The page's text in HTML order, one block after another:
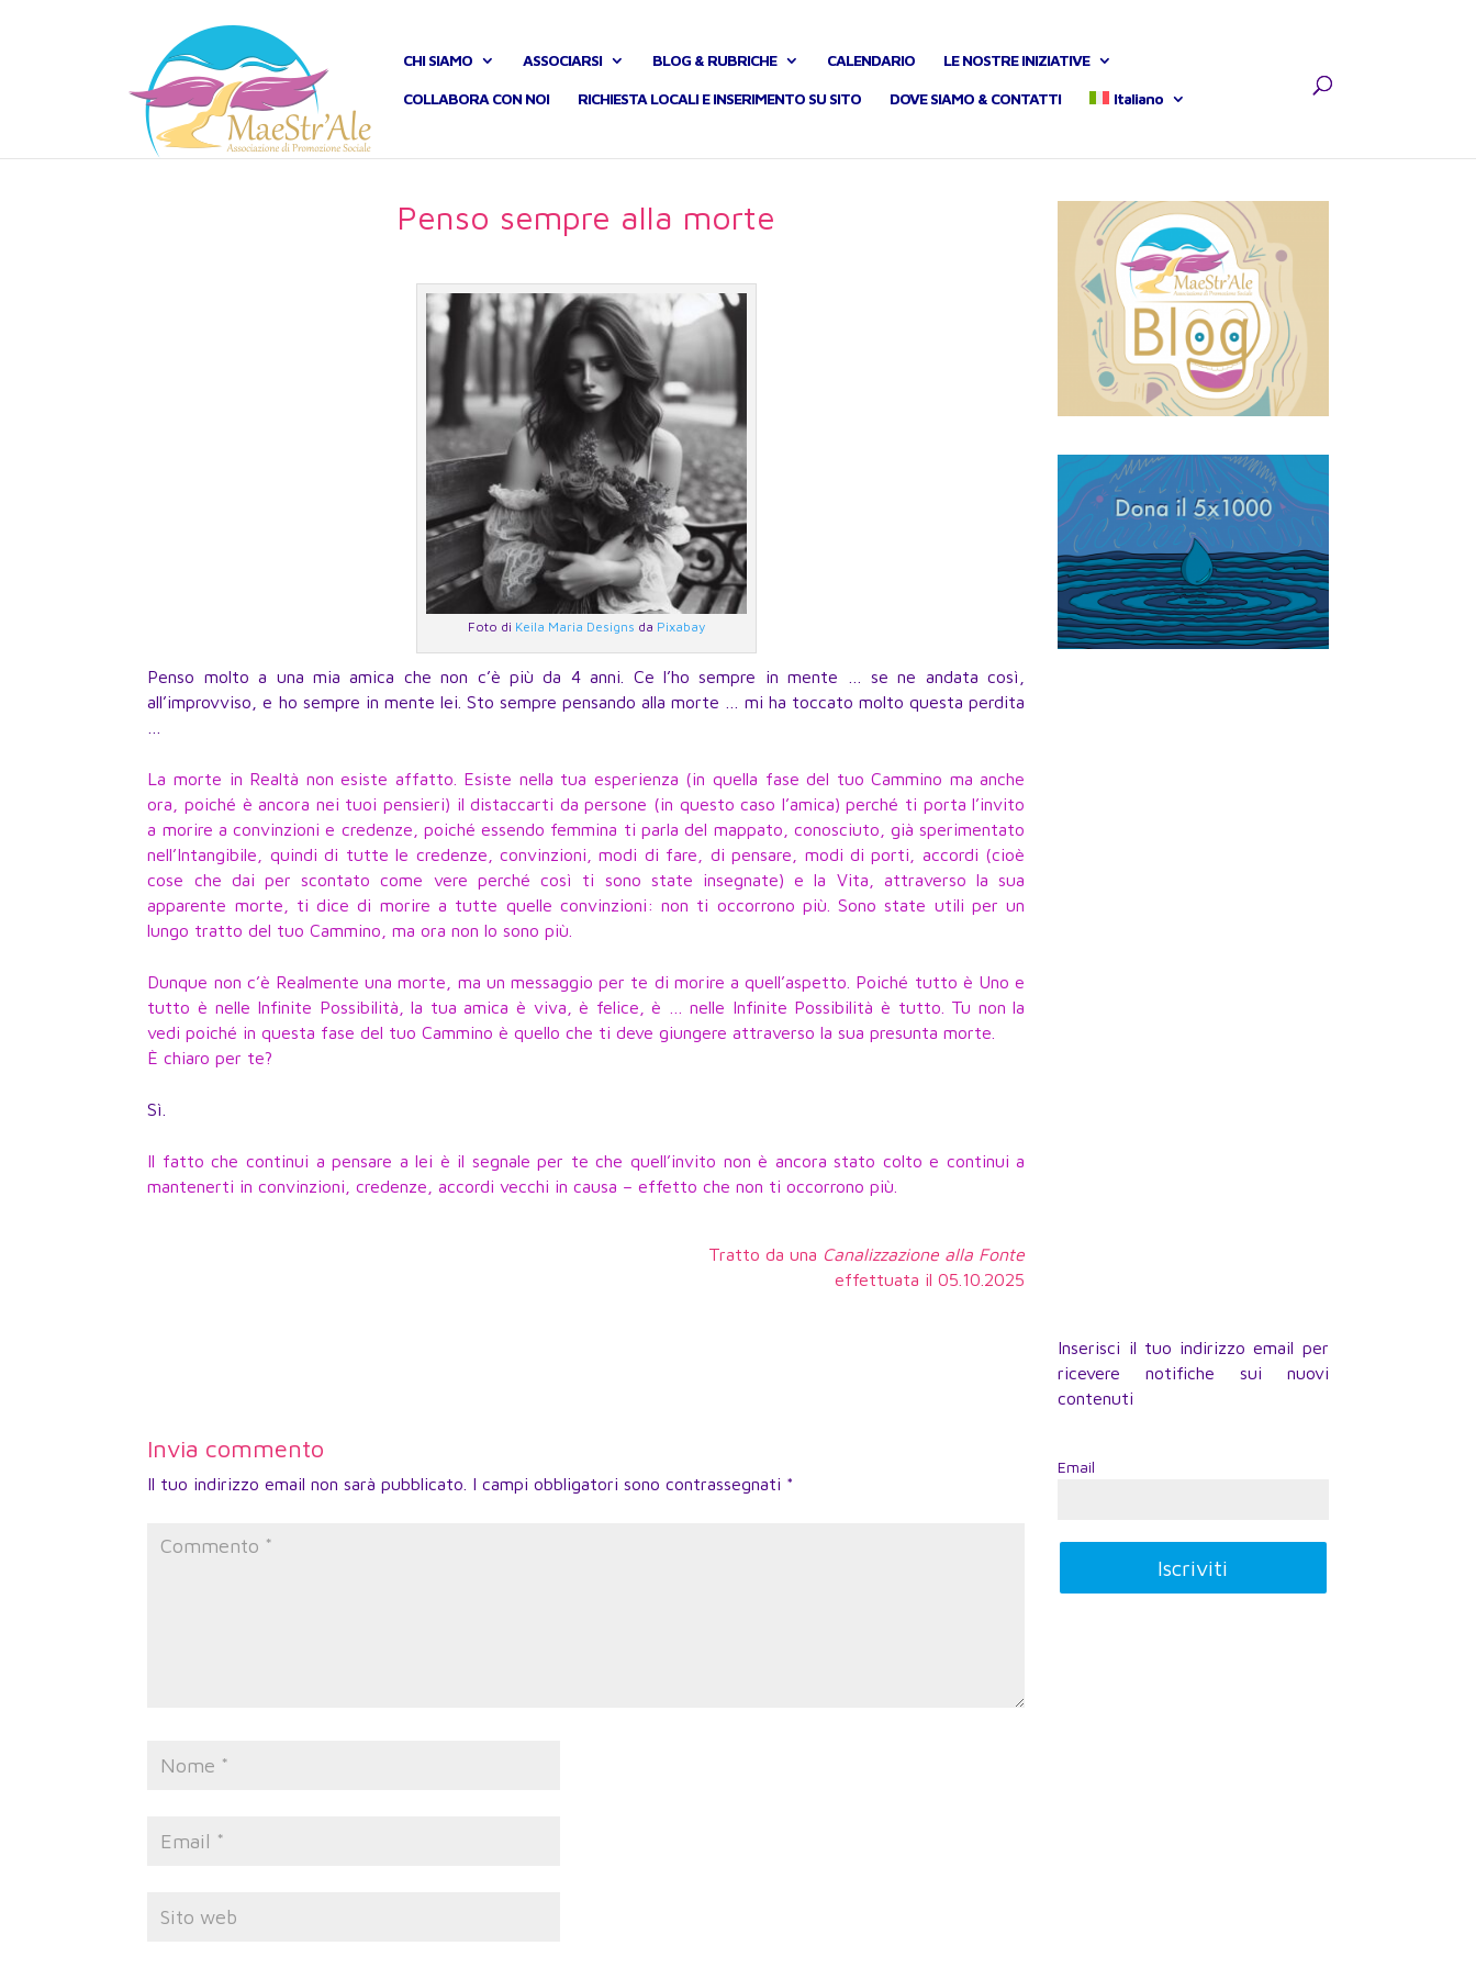
CHI SIAMO ASSOCIARSI BLOG & RUBRICHE CALENDARIO LE NOSTRE INIZIATIVE
COLLABORA CON NOI RICHIESTA LOCALI E INSERIMENTO SU SITO DOVE SIAMO & CONTATTI Italiano
Penso sempre alla morte
Foto di Keila Maria Designs da Pixabay
Penso molto a una mia amica che non c’è più da 4 anni. Ce l’ho sempre in mente … se ne andata così,
all’improvviso, e ho sempre in mente lei. Sto sempre pensando alla morte … mi ha toccato molto questa perdita
La morte in Realtà non esiste affatto. Esiste nella tua esperienza (in quella fase del tuo Cammino ma anche
ora, poiché è ancora nei tuoi pensieri) il distaccarti da persone (in questo caso l’amica) perché ti porta l’invito
a morire a convinzioni e credenze, poiché essendo femmina ti parla del mappato, conosciuto, già sperimentato
nell’Intangibile, quindi di tutte le credenze, convinzioni, modi di fare, di pensare, modi di porti, accordi (cioè
cose che dai per scontato come vere perché così ti sono state insegnate) e la Vita, attraverso la sua
apparente morte, ti dice di morire a tutte quelle convinzioni: non ti occorrono più. Sono state utili per un
lungo tratto del tuo Cammino, ma ora non lo sono più.
Dunque non c’è Realmente una morte, ma un messaggio per te di morire a quell’aspetto. Poiché tutto è Uno e
tutto è nelle Infinite Possibilità, la tua amica è viva, è felice, è … nelle Infinite Possibilità è tutto. Tu non la
vedi poiché in questa fase del tuo Cammino è quello che ti deve giungere attraverso la sua presunta morte.
È chiaro per te?
Sì.
Il fatto che continui a pensare a lei è il segnale per te che quell’invito non è ancora stato colto e continui a
mantenerti in convinzioni, credenze, accordi vecchi in causa – effetto che non ti occorrono più.
Tratto da una Canalizzazione alla Fonte
effettuata il 05.10.2025
Invia commento
Il tuo indirizzo email non sarà pubblicato. I campi obbligatori sono contrassegnati *
Inserisci il tuo indirizzo email per
ricevere notifiche sui nuovi
contenuti
Email